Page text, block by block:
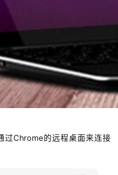
过Chrome的远程桌面来连接